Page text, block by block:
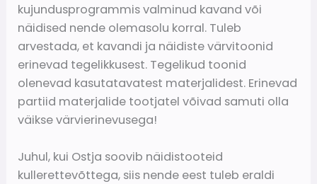
kujundusprogrammis valminud kavand või
näidised nende olemasolu korral. Tuleb
arvestada, et kavandi ja näidiste värvitoonid
erinevad tegelikkusest. Tegelikud toonid
olenevad kasutatavatest materjalidest. Erinevad
partiid materjalide tootjatel võivad samuti olla
väikse värvierinevusega!
Juhul, kui Ostja soovib näidistooteid
kullerettevõttega, siis nende eest tuleb eraldi